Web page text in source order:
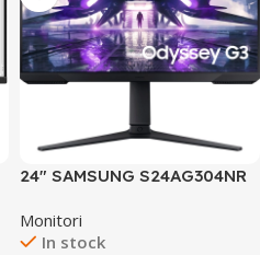
24″ SAMSUNG S24AG304NR
Display
Monitori
In stock